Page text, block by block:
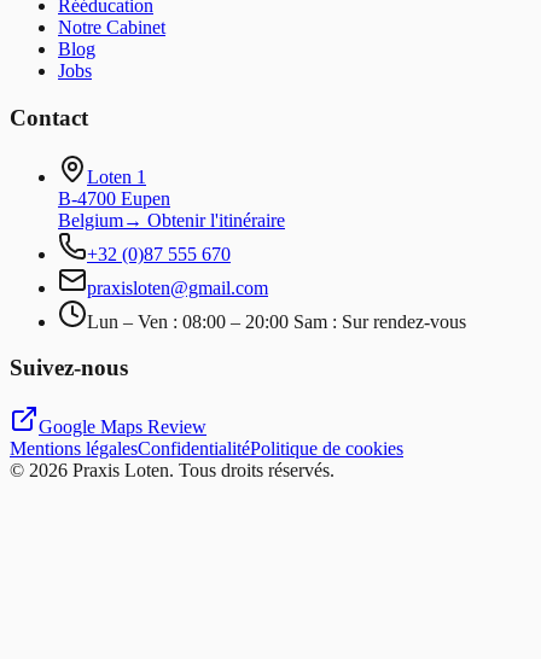
Rééducation
Notre Cabinet
Blog
Jobs
Contact
Loten 1
B-4700 Eupen
Belgium→ Obtenir l'itinéraire
+32 (0)87 555 670
praxisloten@gmail.com
Lun – Ven : 08:00 – 20:00 Sam : Sur rendez-vous
Suivez-nous
Google Maps Review
Mentions légalesConfidentialitéPolitique de cookies
© 2026 Praxis Loten. Tous droits réservés.